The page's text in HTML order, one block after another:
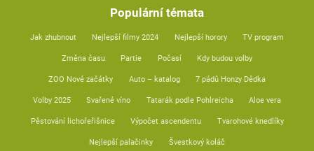
Populární témata
Jak zhubnout Nejlepší filmy 2024 Nejlepší horory TV program
Změna času Partie Počasí Kdy budou volby
ZOO Nové začátky Auto – katalog 7 pádů Honzy Dědka
Volby 2025 Svařené víno Tatarák podle Pohlreicha Aloe vera
Pěstování lichořeřišnice Výpočet ascendentu Tvarohové knedlíky
Nejlepší palačinky Švestkový koláč